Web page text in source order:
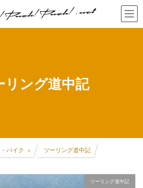
リング道中記
バイク ツーリング道中記
ツーリング道中記